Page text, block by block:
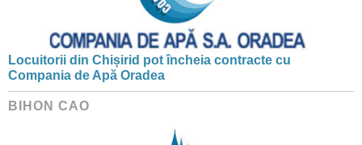
Locuitorii din Chișirid pot încheia contracte cu
Compania de Apă Oradea
BIHON CAO